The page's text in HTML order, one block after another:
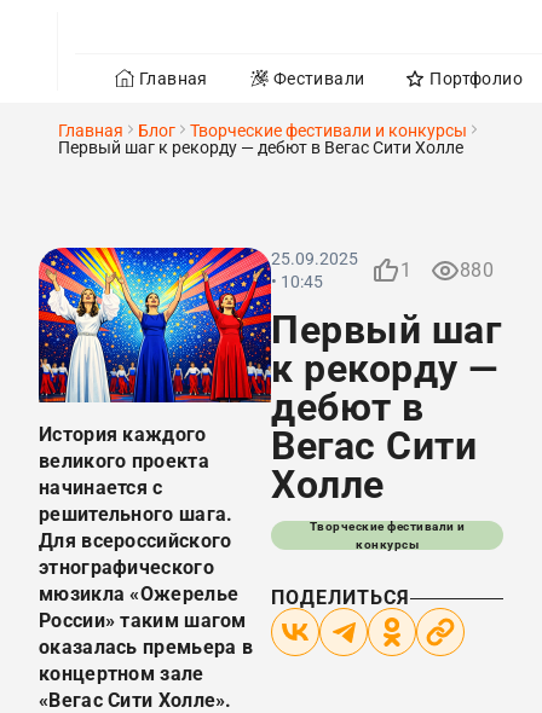
Главная Фестивали Портфолио
Главная Блог
Творческие фестивали и конкурсы
Первый шаг к рекорду — дебют в Вегас Сити Холле
История каждого
великого проекта
начинается с
решительного шага.
Для всероссийского
этнографического
мюзикла «Ожерелье
России» таким шагом
оказалась премьера в
концертном зале
«Вегас Сити Холле».
25.09.2025
• 10:45
1 880
Первый шаг
к рекорду —
дебют в
Вегас Сити
Холле
Творческие фестивали и
конкурсы
ПОДЕЛИТЬСЯ